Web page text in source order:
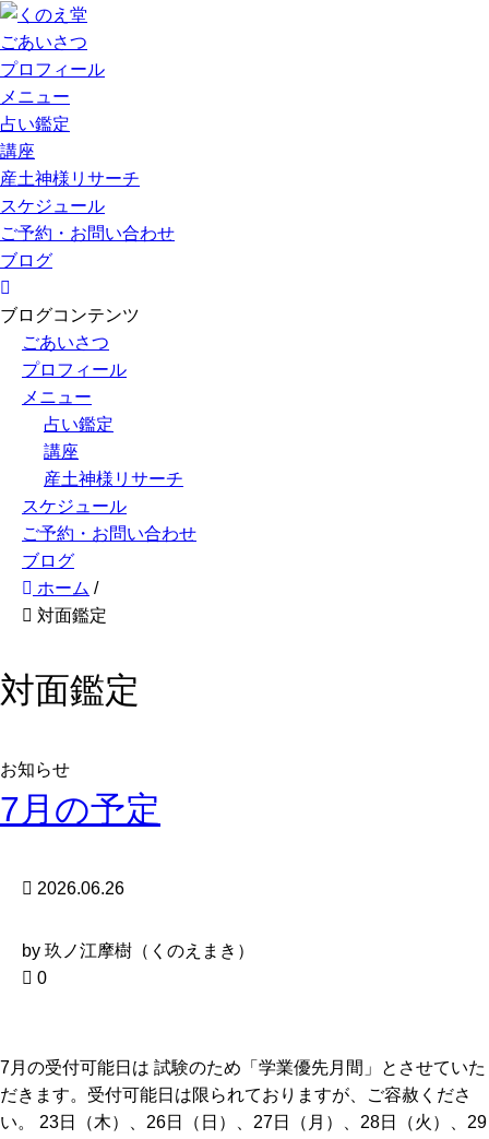
ごあいさつ
プロフィール
メニュー
占い鑑定
講座
産土神様リサーチ
スケジュール
ご予約・お問い合わせ
ブログ
ブログコンテンツ
ごあいさつ
プロフィール
メニュー
占い鑑定
講座
産土神様リサーチ
スケジュール
ご予約・お問い合わせ
ブログ
ホーム /
対面鑑定
対面鑑定
お知らせ
7月の予定
2026.06.26
by 玖ノ江摩樹（くのえまき）
0
7月の受付可能日は 試験のため「学業優先月間」とさせていた
だきます。受付可能日は限られておりますが、ご容赦くださ
い。 23日（木）、26日（日）、27日（月）、28日（火）、29